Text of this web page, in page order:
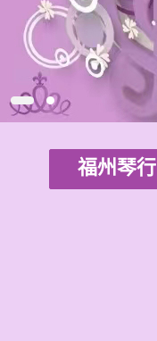
福州琴行